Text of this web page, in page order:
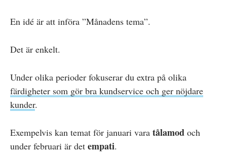
En idé är att införa ”Månadens tema”.
Det är enkelt.
Under olika perioder fokuserar du extra på olika
färdigheter som gör bra kundservice och ger nöjdare
kunder.
Exempelvis kan temat för januari vara tålamod och
under februari är det empati.